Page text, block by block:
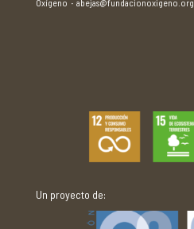
Oxígeno · abejas@fundacionoxigeno.org
Un proyecto de: